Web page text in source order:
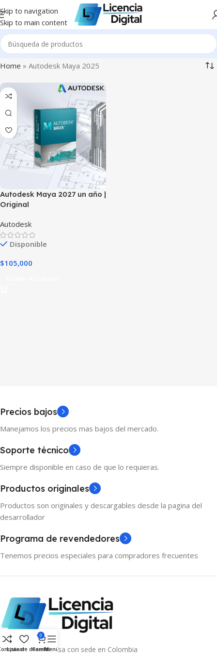
Skip to navigation
Skip to main content
Home » Autodesk Maya 2025
Autodesk Maya 2027 un año |
Original
Autodesk
Disponible
$105,000
Precios bajos
Manejamos los precios mas bajos del mercado.
Soporte técnico
Siempre disponible en caso de que lo requieras.
Productos originales
Productos son originales y descargables desde la pagina del
desarrollador
Programa de revendedores
Tenemos precios especiales para compradores frecuentes
Somos una empresa con sede en Colombia
Lista de deseos
0
CarritoMenú